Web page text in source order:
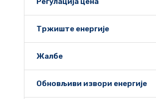
Тржиште енергије
Жалбе
Обновљиви извори енергије